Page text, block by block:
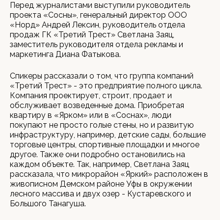
Перед журналистами выступили руководитель
проекта «Сосны», генеральный директор ООО
«Норд» Андрей Лексин, руководитель отдела
продаж ГК «Третий Трест» Светлана Заяц,
заместитель руководителя отдела рекламы и
маркетинга Диана Фатыкова.
Спикеры рассказали о том, что группа компаний
«Третий Трест» - это предприятие полного цикла.
Компания проектирует, строит, продает и
обслуживает возведенные дома. Приобретая
квартиру в «Ярком» или в «Соснах», люди
покупают не просто голые стены, но и развитую
инфраструктуру, например, детские сады, большие
торговые центры, спортивные площадки и многое
другое. Также они подробно остановились на
каждом объекте. Так, например, Светлана Заяц
рассказала, что микрорайон «Яркий» расположен в
живописном Демском районе Уфы в окружении
лесного массива и двух озер - Кустаревского и
Большого Танагуша.